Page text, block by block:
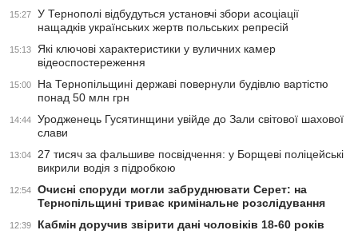
15:27
У Тернополі відбудуться установчі збори асоціації
нащадків українських жертв польських репресій
15:13
Які ключові характеристики у вуличних камер
відеоспостереження
15:00
На Тернопільщині державі повернули будівлю вартістю
понад 50 млн грн
14:44
Уродженець Гусятинщини увійде до Зали світової шахової
слави
13:04
27 тисяч за фальшиве посвідчення: у Борщеві поліцейські
викрили водія з підробкою
12:54
Очисні споруди могли забруднювати Серет: на
Тернопільщині триває кримінальне розслідування
12:39 Кабмін доручив звірити дані чоловіків 18-60 років